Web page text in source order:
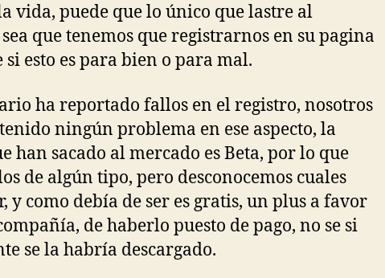
vida, puede que lo único que lastre al
que tenemos que registrarnos en su pagina
si esto es para bien o para mal.
ha reportado fallos en el registro, nosotros
ningún problema en ese aspecto, la
han sacado al mercado es Beta, por lo que
de algún tipo, pero desconocemos cuales
y como debía de ser es gratis, un plus a favor
de haberlo puesto de pago, no se si
se la habría descargado.